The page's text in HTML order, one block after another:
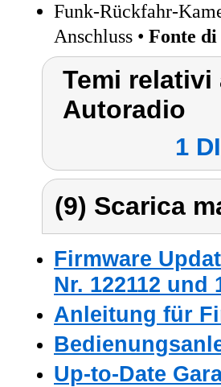
Funk-Rückfahr-
Anschluss • Fonte
Temi relativi
Autoradio
1
(9) Scarica
Firmware
Nr. 122112 und
Anleitung für
Up-to-Date